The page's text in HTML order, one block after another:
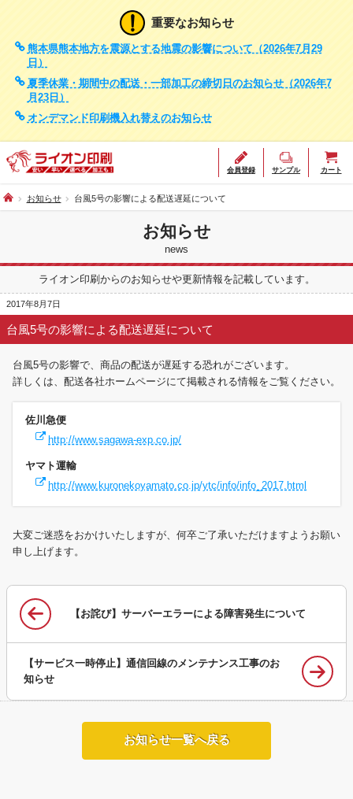
重要なお知らせ
熊本県熊本地方を震源とする地震の影響について（2026年7月29
日）
夏季休業・期間中の配送・一部加工の締切日のお知らせ（2026年7
月23日）
オンデマンド印刷機入れ替えのお知らせ
会員登録 サンプル カート
お知らせ 台風5号の影響による配送遅延について
お知らせ
news
ライオン印刷からのお知らせや更新情報を記載しています。
2017年8月7日
台風5号の影響による配送遅延について
台風5号の影響で、商品の配送が遅延する恐れがございます。
詳しくは、配送各社ホームページにて掲載される情報をご覧ください。
佐川急便
http://www.sagawa-exp.co.jp/
ヤマト運輸
http://www.kuronekoyamato.co.jp/ytc/info/info_2017.html
大変ご迷惑をおかけいたしますが、何卒ご了承いただけますようお願い
申し上げます。
【お詫び】サーバーエラーによる障害発生について
【サービス一時停止】通信回線のメンテナンス工事のお
知らせ
お知らせ一覧へ戻る